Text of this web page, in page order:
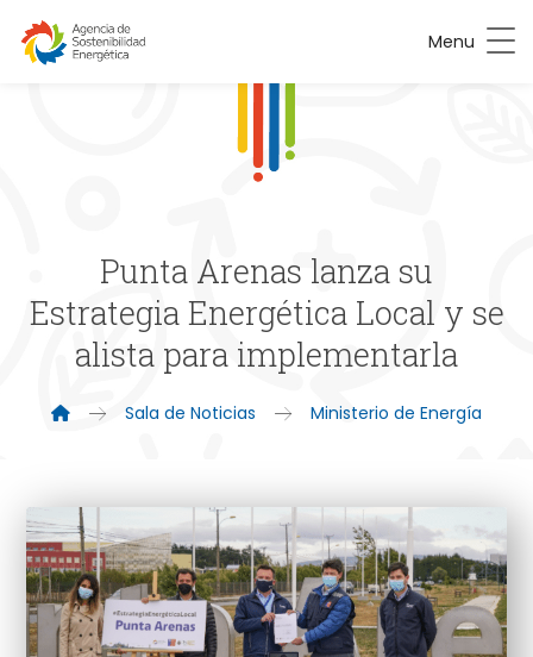
Menu
Punta Arenas lanza su
Estrategia Energética Local y se
alista para implementarla
Sala de Noticias Ministerio de Energía